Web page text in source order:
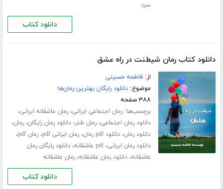
سرد
دانلود کتاب
دانلود کتاب رمان شیطنت در راه عشق
از:فاطمه حسینی
موضوع:دانلود رایگان بهترین رمان‌ها
۳۸۸ صفحه
برچسب‌ها:رمان اجتماعی ایرانی،رمان عاشقانه ایرانی،
دانلود رمان اجتماعی،رمان طنز،دانلود رمان رایگان،رمان،
دانلود رمان،دانلود pdf رمان ،رمان ایرانی pdf ،رمان pdf ،
دانلود رمان ایرانی،pdf عاشقانه ،دانلود رایگان رمان
عاشقانه،دانلود رمان عاشقانه،رمان عاشقانه
دانلود کتاب